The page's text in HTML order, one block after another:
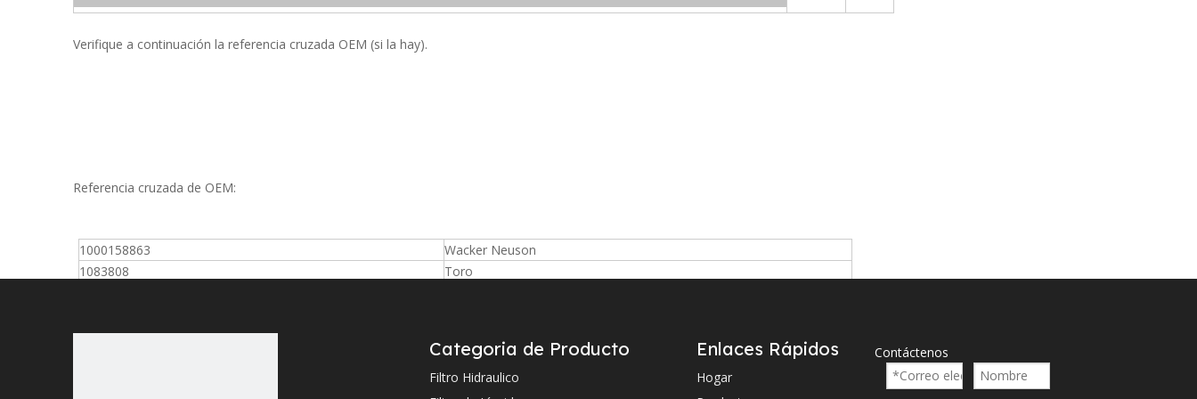
Verifique a continuación la referencia cruzada OEM (si la hay).
Referencia cruzada de OEM:
1000158863
Wacker Neuson
1083808
Toro
119059
Takeuchi
Komatsu
Categoria de Producto
Filtro Hidraulico
Enlaces Rápidos
Hogar
Contáctenos